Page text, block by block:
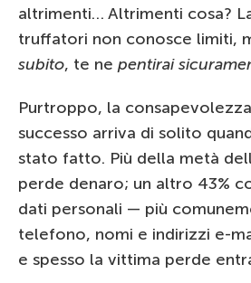
altrimenti… Altrimenti cosa?
truffatori non conosce limiti,
subito, te ne pentirai
Purtroppo, la
successo arriva di solito
stato fatto. Più della metà
perde denaro; un altro 43%
dati personali — più
telefono, nomi e indirizzi e-
e spesso la vittima perde